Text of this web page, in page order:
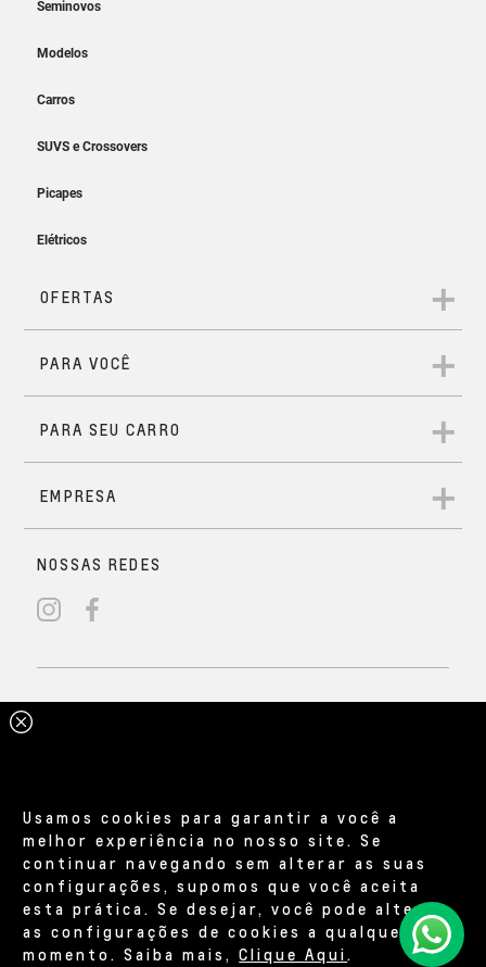
Usamos cookies para garantir a você a
melhor experiência no nosso site. Se
continuar navegando sem alterar as suas
configurações, supomos que você aceita
esta prática. Se desejar, você pode alterar
as configurações de cookies a qualquer
momento. Saiba mais,Clique Aqui.